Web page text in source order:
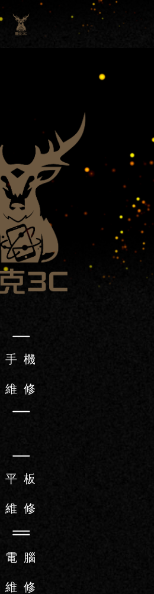
手 機
維 修
平 板
維 修
電 腦
維 修